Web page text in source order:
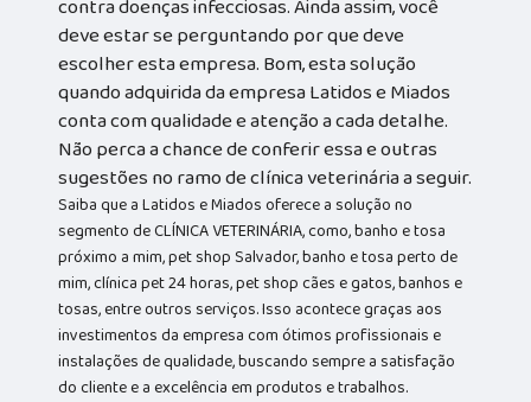
contra doenças infecciosas. Ainda assim, você
deve estar se perguntando por que deve
escolher esta empresa. Bom, esta solução
quando adquirida da empresa Latidos e Miados
conta com qualidade e atenção a cada detalhe.
Não perca a chance de conferir essa e outras
sugestões no ramo de clínica veterinária a seguir.
Saiba que a Latidos e Miados oferece a solução no
segmento de CLÍNICA VETERINÁRIA, como, banho e tosa
próximo a mim, pet shop Salvador, banho e tosa perto de
mim, clínica pet 24 horas, pet shop cães e gatos, banhos e
tosas, entre outros serviços. Isso acontece graças aos
investimentos da empresa com ótimos profissionais e
instalações de qualidade, buscando sempre a satisfação
do cliente e a excelência em produtos e trabalhos.